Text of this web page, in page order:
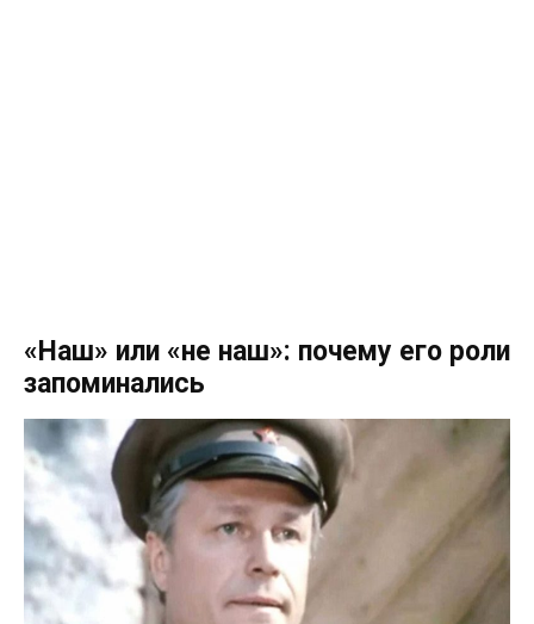
«Наш» или «не наш»: почему его роли
запоминались